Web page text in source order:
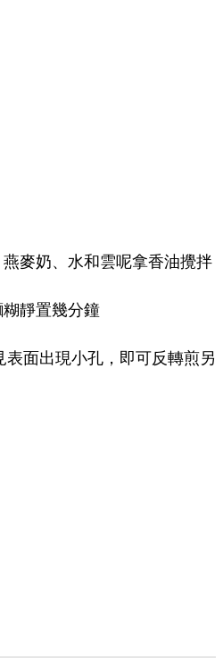
麥奶、水和雲呢拿香油攪拌
靜置幾分鐘
面出現小孔，即可反轉煎另